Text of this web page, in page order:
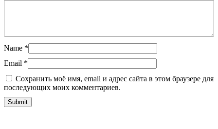
Name *
Email *
Сохранить моё имя, email и адрес сайта в этом браузере для
последующих моих комментариев.